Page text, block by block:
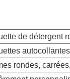
de détergent
autocollantes
rondes,